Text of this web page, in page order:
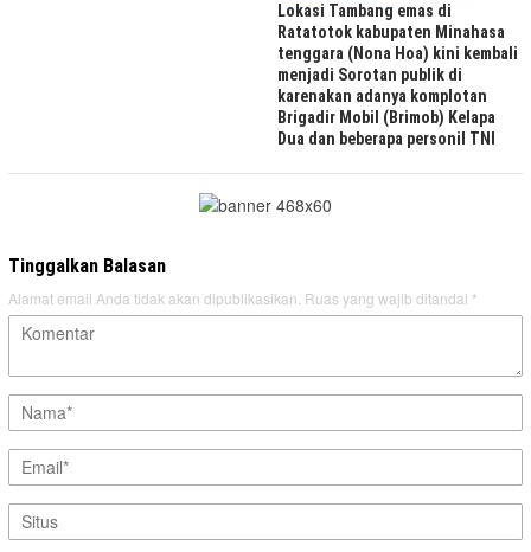
Lokasi Tambang emas di
Ratatotok kabupaten Minahasa
tenggara (Nona Hoa) kini kembali
menjadi Sorotan publik di
karenakan adanya komplotan
Brigadir Mobil (Brimob) Kelapa
Dua dan beberapa personil TNI
Tinggalkan Balasan
Alamat email Anda tidak akan dipublikasikan. Ruas yang wajib ditandai *